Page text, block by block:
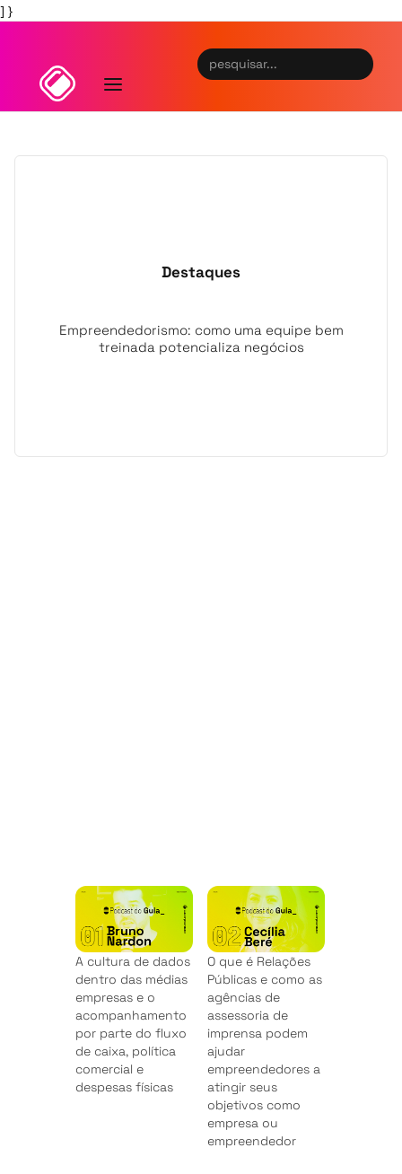
] }
Destaques
Empreendedorismo: como uma equipe bem
treinada potencializa negócios
A cultura de dados
dentro das médias
empresas e o
acompanhamento
por parte do fluxo
de caixa, política
comercial e
despesas físicas
O que é Relações
Públicas e como as
agências de
assessoria de
imprensa podem
ajudar
empreendedores a
atingir seus
objetivos como
empresa ou
empreendedor